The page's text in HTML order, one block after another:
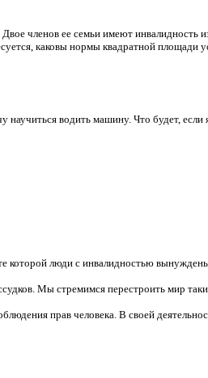
членов ее семьи имеют инвалидность
каковы нормы квадратной площади
водить машину. Что будет,
которой люди с инвалидностью
Мы стремимся перестроить мир
прав человека. В своей